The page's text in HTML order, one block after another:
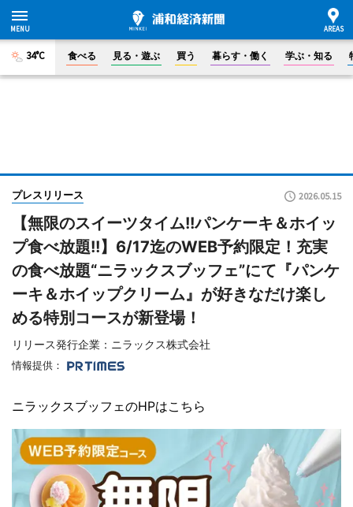
34°C 食べる 見る・遊ぶ 買う 暮らす・働く 学ぶ・知る
プレスリリース 2026.05.15
【無限のスイーツタイム!!パンケーキ＆ホイッ
プ食べ放題!!】6/17迄のWEB予約限定！充実
の食べ放題“ニラックスブッフェ”にて『パンケ
ーキ＆ホイップクリーム』が好きなだけ楽し
める特別コースが新登場！
リリース発行企業：ニラックス株式会社
情報提供：
ニラックスブッフェのHPはこちら